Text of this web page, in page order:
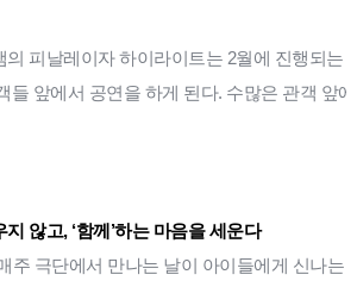
의 피날레이자 하이라이트는 2월에 진행되는
들 앞에서 공연을 하게 된다. 수많은 관객 앞
않고, ‘함께’하는 마음을 세운다
주 극단에서 만나는 날이 아이들에게 신나는